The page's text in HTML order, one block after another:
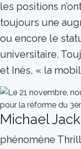
les positions
toujours une
ou encore le
universitaire.
et Inès, « la
Michael
phénomène